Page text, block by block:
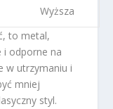
Wyższa
to metal,
i odporne na
w utrzymaniu i
mniej
styl.